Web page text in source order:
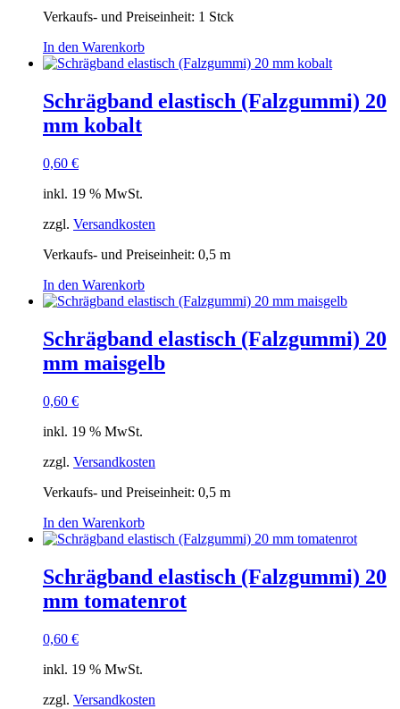
Verkaufs- und Preiseinheit: 1 Stck
In den Warenkorb
Schrägband elastisch (Falzgummi) 20
mm kobalt
0,60 €
inkl. 19 % MwSt.
zzgl. Versandkosten
Verkaufs- und Preiseinheit: 0,5 m
In den Warenkorb
Schrägband elastisch (Falzgummi) 20
mm maisgelb
0,60 €
inkl. 19 % MwSt.
zzgl. Versandkosten
Verkaufs- und Preiseinheit: 0,5 m
In den Warenkorb
Schrägband elastisch (Falzgummi) 20
mm tomatenrot
0,60 €
inkl. 19 % MwSt.
zzgl. Versandkosten